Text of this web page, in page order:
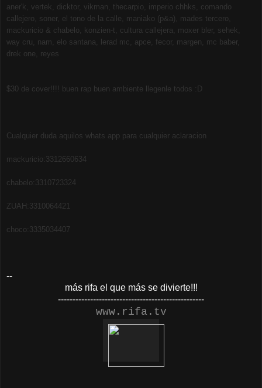
aner'k, vertek, dicktor, vikman, thecarpio, imperio chhks, comando
callejero, soner, el tono de la calle, maniako (p&a), mades tercero,
mackuricio & chabelo, konzien-t, cultura callejera, moxer bler, sehek,
way cru, nam, elo santana, lerad mc, apce, fecor, margen, mc baber,
drek one, reyes
$30 de cover!!!! buen rap buen ambiente llegenle todos :D
Cualquier duda aquilos whats app para cualquier aclaracion
mackuricio:3312660634
chabelo:3310723324
ZUAH:3310064421
choco:3335034407
--
más rifa el que más se divierte!!!
--------------------------------------------------
www.rifa.tv